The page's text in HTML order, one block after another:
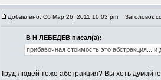
Добавлено: Сб Мар 26, 2011 10:03 pm Заголовок
В Н ЛЕБЕДЕВ писал(а):
прибавочная стоимость это
Труд людей тоже абстракция? Вы хоть